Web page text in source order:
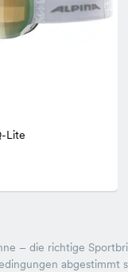
Lite
– die richtige